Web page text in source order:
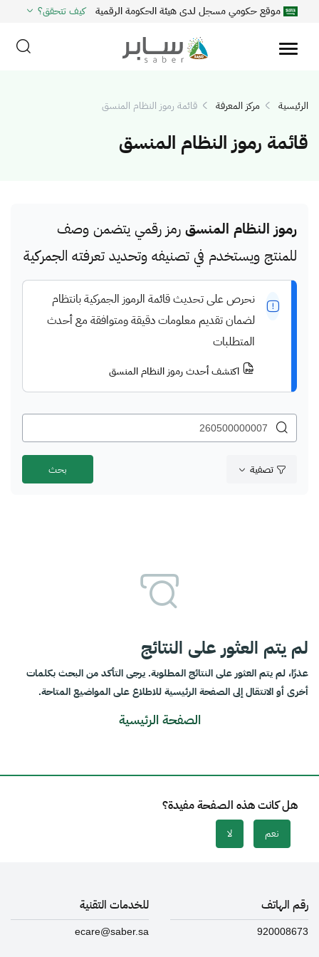
موقع حكومي مسجل لدى هيئة الحكومة الرقمية كيف تتحقق؟
الرئيسية مركز المعرفة قائمة رموز النظام المنسق
قائمة رموز النظام المنسق
رموز النظام المنسق رمز رقمي يتضمن وصف
للمنتج ويستخدم في تصنيفه وتحديد تعرفته الجمركية
نحرص على تحديث قائمة الرموز الجمركية بانتظام
لضمان تقديم معلومات دقيقة ومتوافقة مع أحدث
المتطلبات
اكتشف أحدث رموز النظام المنسق
تصفية
لم يتم العثور على النتائج
عذرًا، لم يتم العثور على النتائج المطلوبة. يرجى التأكد من البحث بكلمات
أخرى أو الانتقال إلى الصفحة الرئيسية للاطلاع على المواضيع المتاحة.
الصفحة الرئيسية
هل كانت هذه الصفحة مفيدة؟
نعم لا
رقم الهاتف
920008673
للخدمات التقنية
ecare@saber.sa